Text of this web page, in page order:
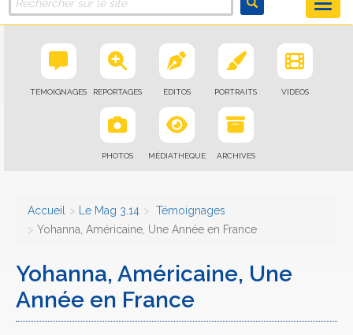
TÉMOIGNAGES REPORTAGES ÉDITOS PORTRAITS VIDÉOS
PHOTOS MÉDIATHÈQUE ARCHIVES
Accueil Le Mag 3.14
Témoignages
Yohanna, Américaine, Une Année en France
Yohanna, Américaine, Une
Année en France